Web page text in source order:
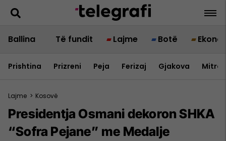
Ballina Të fundit Lajme Botë
Prishtina Prizreni Peja Ferizaj Gjakova
Lajme > Kosovë
Presidentja Osmani dekoron SHKA
“Sofra Pejane” me Medalje